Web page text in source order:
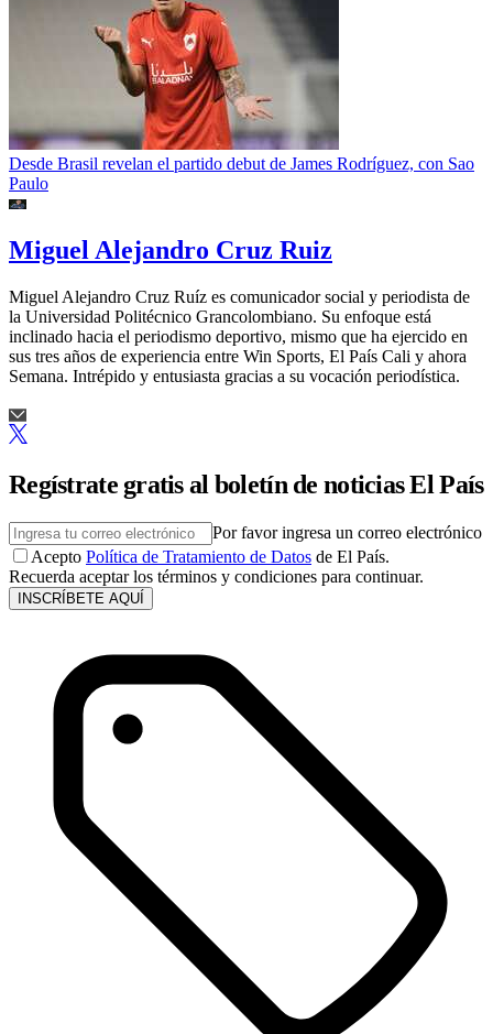
Desde Brasil revelan el partido debut de James Rodríguez, con Sao
Paulo
Miguel Alejandro Cruz Ruiz
Miguel Alejandro Cruz Ruíz es comunicador social y periodista de
la Universidad Politécnico Grancolombiano. Su enfoque está
inclinado hacia el periodismo deportivo, mismo que ha ejercido en
sus tres años de experiencia entre Win Sports, El País Cali y ahora
Semana. Intrépido y entusiasta gracias a su vocación periodística.
Regístrate gratis al boletín de noticias El País
Por favor ingresa un correo electrónico
Acepto Política de Tratamiento de Datos de El País.
Recuerda aceptar los términos y condiciones para continuar.
INSCRÍBETE AQUÍ